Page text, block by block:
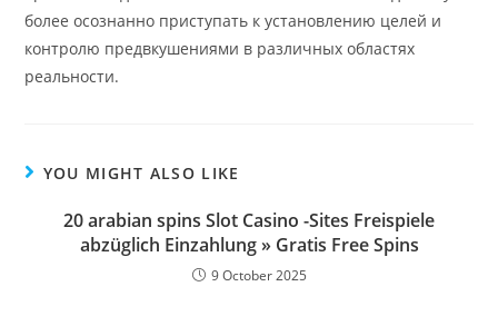
более осознанно приступать к установлению целей и
контролю предвкушениями в различных областях
реальности.
YOU MIGHT ALSO LIKE
20 arabian spins Slot Casino -Sites Freispiele
abzüglich Einzahlung » Gratis Free Spins
9 October 2025